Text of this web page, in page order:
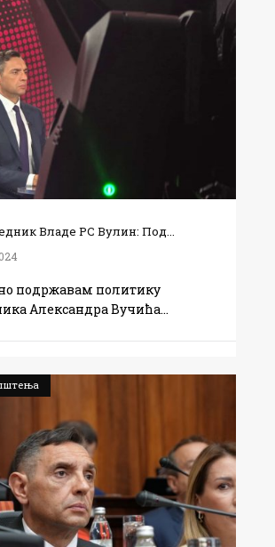
Владе РС Вулин: Под...
подржавам политику
Александра Вучића